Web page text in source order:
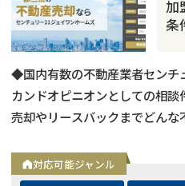
加
条
◆国内有数の不動産業者セン
カンドオピニオンとしての相
売却やリースバックまでどん
加価値をつける独自サービス
対応可能ジャンル